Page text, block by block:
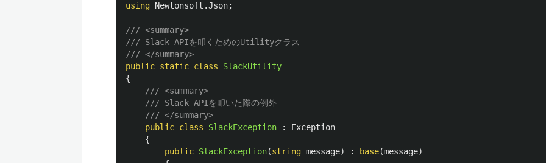
using Newtonsoft.Json;
/// <summary>
/// Slack APIを叩くためのUtilityクラス
/// </summary>
public static class
SlackUtility
{
/// <summary>
/// Slack APIを叩いた際の例外
/// </summary>
public class SlackException :
Exception
{
public SlackException(string message) : base(message)